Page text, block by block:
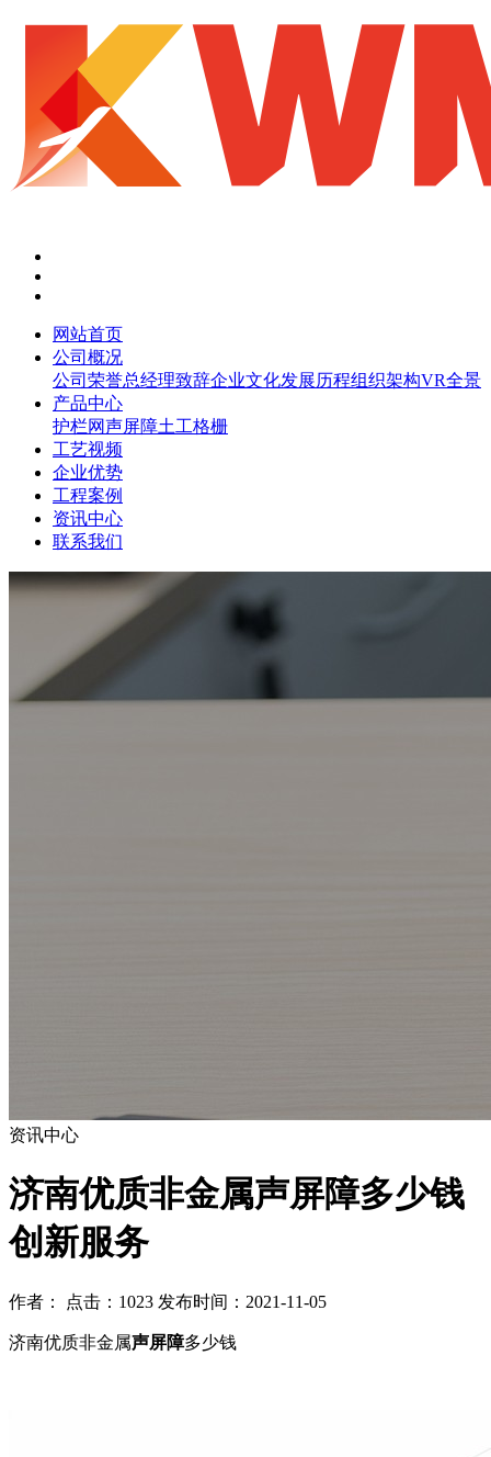
网站首页
公司概况
公司荣誉总经理致辞企业文化发展历程组织架构VR全景
产品中心
护栏网声屏障土工格栅
工艺视频
企业优势
工程案例
资讯中心
联系我们
资讯中心
济南优质非金属声屏障多少钱
创新服务
作者： 点击：1023 发布时间：2021-11-05
济南优质非金属声屏障多少钱